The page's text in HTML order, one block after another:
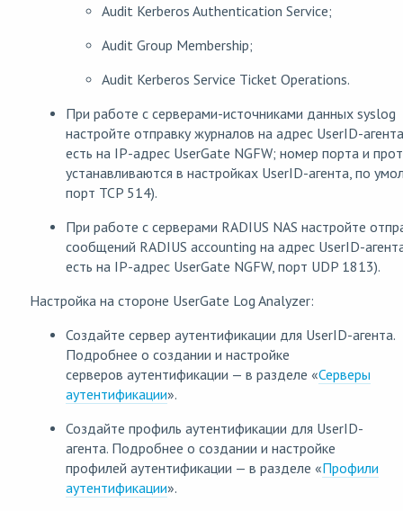
Audit Kerberos Authentication Service;
Audit Group Membership;
Audit Kerberos Service Ticket Operations.
При работе с серверами-источниками данных syslog
настройте отправку журналов на адрес UserID-
есть на IP-адрес UserGate NGFW; номер порта и
устанавливаются в настройках UserID-агента, по
порт TCP 514).
При работе с серверами RADIUS NAS настройте
сообщений RADIUS accounting на адрес UserID-
есть на IP-адрес UserGate NGFW, порт UDP 1813).
Настройка на стороне UserGate Log Analyzer:
Создайте сервер аутентификации для UserID-агента.
Подробнее о создании и настройке
серверов аутентификации — в разделе «Серверы
аутентификации».
Создайте профиль аутентификации для UserID-
агента. Подробнее о создании и настройке
профилей аутентификации — в разделе «Профили
аутентификации».